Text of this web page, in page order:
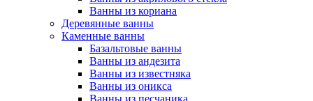
Ванны из кориана
Деревянные ванны
Каменные ванны
Базальтовые ванны
Ванны из андезита
Ванны из известняка
Ванны из оникса
Ванны из песчаника